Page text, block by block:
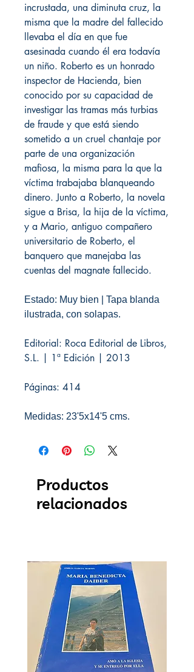
incrustada, una diminuta cruz, la
misma que la madre del fallecido
llevaba el día en que fue
asesinada cuando él era todavía
un niño. Roberto es un honrado
inspector de Hacienda, bien
conocido por su capacidad de
investigar las tramas más turbias
de fraude y que está siendo
sometido a un cruel chantaje por
parte de una organización
mafiosa, la misma para la que la
víctima trabajaba blanqueando
dinero. Junto a Roberto, la novela
sigue a Brisa, la hija de la víctima,
y a Mario, antiguo compañero
universitario de Roberto, el
banquero que manejaba las
cuentas del magnate fallecido.
Estado: Muy bien | Tapa blanda
ilustrada, con solapas.
Editorial: Roca Editorial de Libros,
S.L. | 1ª Edición | 2013
Páginas: 414
Medidas: 23'5x14'5 cms.
Productos
relacionados